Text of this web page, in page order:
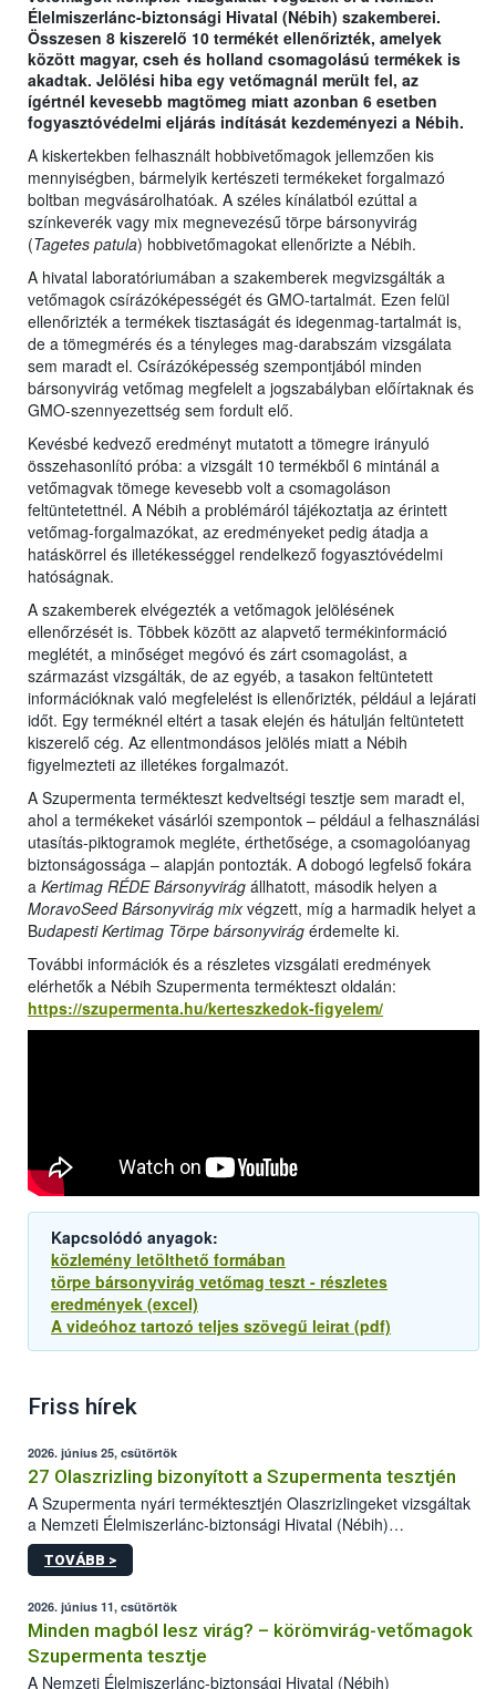
Élelmiszerlánc-biztonsági Hivatal (Nébih) szakemberei.
Összesen 8 kiszerelő 10 termékét ellenőrizték, amelyek
között magyar, cseh és holland csomagolású termékek is
akadtak. Jelölési hiba egy vetőmagnál merült fel, az
ígértnél kevesebb magtömeg miatt azonban 6 esetben
fogyasztóvédelmi eljárás indítását kezdeményezi a Nébih.
A kiskertekben felhasznált hobbivetőmagok jellemzően kis
mennyiségben, bármelyik kertészeti termékeket forgalmazó
boltban megvásárolhatóak. A széles kínálatból ezúttal a
színkeverék vagy mix megnevezésű törpe bársonyvirág
(Tagetes patula) hobbivetőmagokat ellenőrizte a Nébih.
A hivatal laboratóriumában a szakemberek megvizsgálták a
vetőmagok csírázóképességét és GMO-tartalmát. Ezen felül
ellenőrizték a termékek tisztaságát és idegenmag-tartalmát is,
de a tömegmérés és a tényleges mag-darabszám vizsgálata
sem maradt el. Csírázóképesség szempontjából minden
bársonyvirág vetőmag megfelelt a jogszabályban előírtaknak és
GMO-szennyezettség sem fordult elő.
Kevésbé kedvező eredményt mutatott a tömegre irányuló
összehasonlító próba: a vizsgált 10 termékből 6 mintánál a
vetőmagvak tömege kevesebb volt a csomagoláson
feltüntetettnél. A Nébih a problémáról tájékoztatja az érintett
vetőmag-forgalmazókat, az eredményeket pedig átadja a
hatáskörrel és illetékességgel rendelkező fogyasztóvédelmi
hatóságnak.
A szakemberek elvégezték a vetőmagok jelölésének
ellenőrzését is. Többek között az alapvető termékinformáció
meglétét, a minőséget megóvó és zárt csomagolást, a
származást vizsgálták, de az egyéb, a tasakon feltüntetett
információknak való megfelelést is ellenőrizték, például a lejárati
időt. Egy terméknél eltért a tasak elején és hátulján feltüntetett
kiszerelő cég. Az ellentmondásos jelölés miatt a Nébih
figyelmezteti az illetékes forgalmazót.
A Szupermenta termékteszt kedveltségi tesztje sem maradt el,
ahol a termékeket vásárlói szempontok – például a felhasználási
utasítás-piktogramok megléte, érthetősége, a csomagolóanyag
biztonságossága – alapján pontozták. A dobogó legfelső fokára
a Kertimag RÉDE Bársonyvirág állhatott, második helyen a
MoravoSeed Bársonyvirág mixvégzett, míg a harmadik helyet a
Budapesti Kertimag Törpe bársonyvirág érdemelte ki.
További információk és a részletes vizsgálati eredmények
elérhetők a Nébih Szupermenta termékteszt oldalán:
https://szupermenta.hu/kerteszkedok-figyelem/
Kapcsolódó anyagok:
közlemény letölthető formában
törpe bársonyvirág vetőmag teszt - részletes
eredmények (excel)
A videóhoz tartozó teljes szövegű leirat (pdf)
Friss hírek
2026. június 25, csütörtök
27 Olaszrizling bizonyított a Szupermenta tesztjén
A Szupermenta nyári terméktesztjén Olaszrizlingeket vizsgáltak
a Nemzeti Élelmiszerlánc-biztonsági Hivatal (Nébih)
szakemberei. Összesen 27 bor került „nagyító alá”, melyek az
élelmiszerbiztonsági és -minőségi vizsgálatok, valamint a
vizsgálaton az is kiderült, melyek a kóstolók által
legkedveltebbnek ítélt Olaszrizlingek.
TOVÁBB >
2026. június 11, csütörtök
Minden magból lesz virág? – körömvirág-vetőmagok
Szupermenta tesztje
A Nemzeti Élelmiszerlánc-biztonsági Hivatal (Nébih)